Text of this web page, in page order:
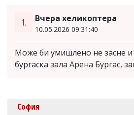
1. Вчера хеликоптера
10.05.2026 09:31:40
Може би умишлено не засне и
бургаска зала Арена Бургас,
София